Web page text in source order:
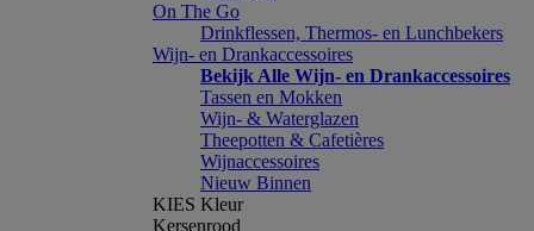
On The Go
Drinkflessen, Thermos- en Lunchbekers
Wijn- en Drankaccessoires
Bekijk Alle Wijn- en Drankaccessoires
Tassen en Mokken
Wijn- & Waterglazen
Theepotten & Cafetières
Wijnaccessoires
Nieuw Binnen
KIES Kleur
Kersenrood